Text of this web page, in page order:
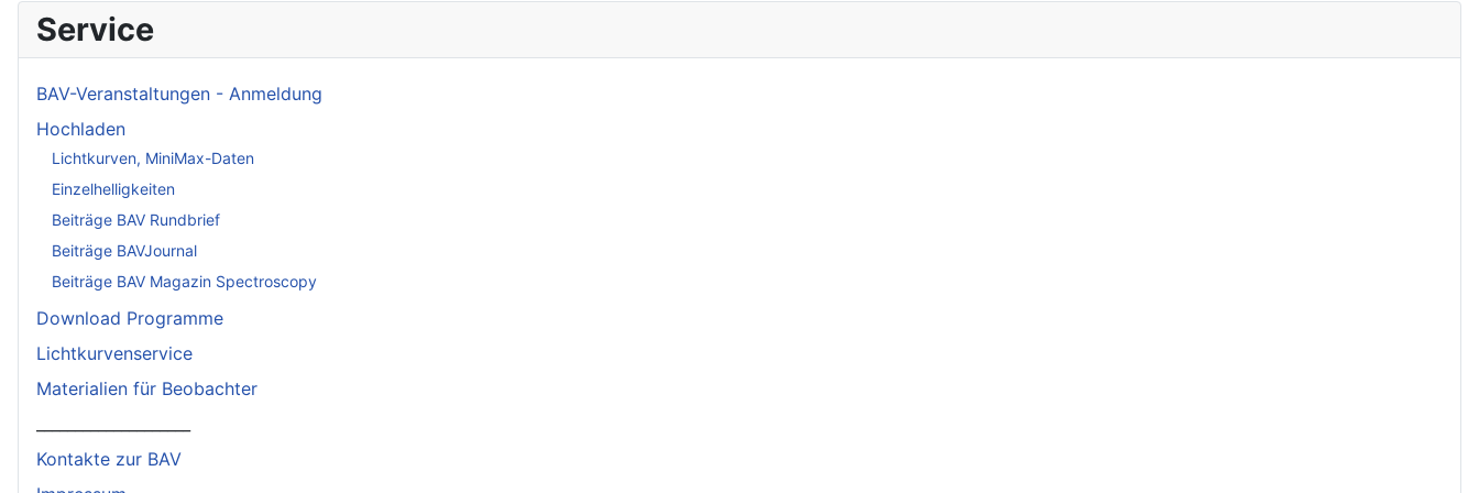
Service
BAV-Veranstaltungen - Anmeldung
Hochladen
Lichtkurven, MiniMax-Daten
Einzelhelligkeiten
Beiträge BAV Rundbrief
Beiträge BAVJournal
Beiträge BAV Magazin Spectroscopy
Download Programme
Lichtkurvenservice
Materialien für Beobachter
Kontakte zur BAV